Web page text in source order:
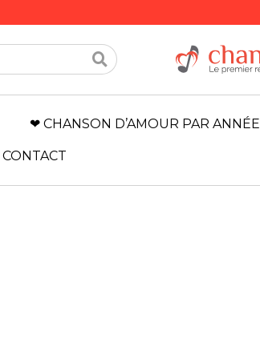
❤ CHANSON D’AMOUR PAR ANNÉE
CONTACT